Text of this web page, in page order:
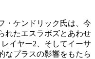
・ケンドリック氏は、今
れたエスラボズとあわせ
イヤー2、そしてイーサ
なプラスの影響をもたら